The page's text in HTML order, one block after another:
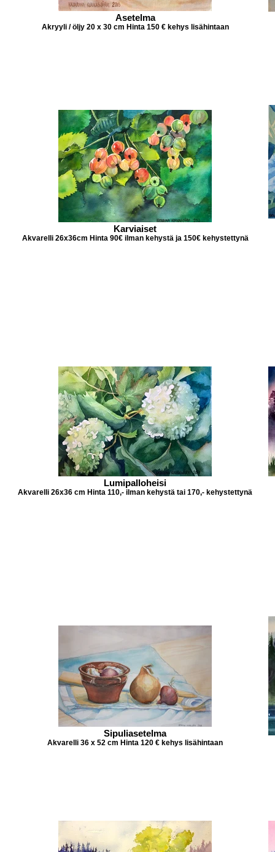
Asetelma
Akryyli / öljy 20 x 30 cm Hinta 150 € kehys lisähintaan
Karviaiset
Akvarelli 26x36cm Hinta 90€ ilman kehystä ja 150€ kehystettynä
Lumipalloheisi
Akvarelli 26x36 cm Hinta 110,- ilman kehystä tai 170,- kehystettynä
Sipuliasetelma
Akvarelli 36 x 52 cm Hinta 120 € kehys lisähintaan